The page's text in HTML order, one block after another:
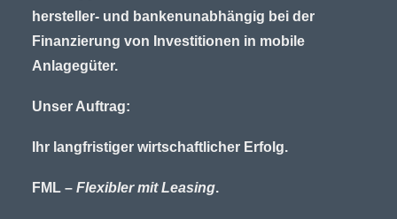
hersteller- und bankenunabhängig bei der
Finanzierung von Investitionen in mobile
Anlagegüter.
Unser Auftrag:
Ihr langfristiger wirtschaftlicher Erfolg.
FML – Flexibler mit Leasing.